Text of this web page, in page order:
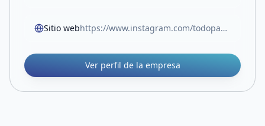
Sitio web https://www.instagram.com/todopadel.vm?igsh=bjl5OW4yM3ZkZWQ4
Ver perfil de la empresa